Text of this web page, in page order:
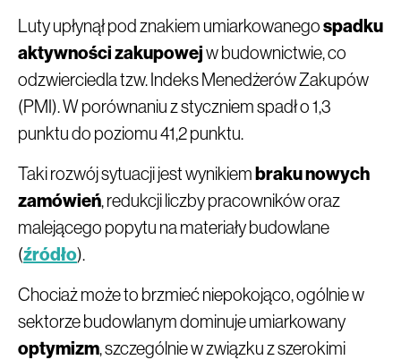
Luty upłynął pod znakiem umiarkowanegospadku
aktywności zakupowejw budownictwie, co
odzwierciedla tzw. Indeks Menedżerów Zakupów
(PMI). W porównaniu z styczniem spadł o 1,3
punktu do poziomu 41,2 punktu.
Taki rozwój sytuacji jest wynikiembraku nowych
zamówień, redukcji liczby pracowników oraz
malejącego popytu na materiały budowlane
(źródło).
Chociaż może to brzmieć niepokojąco, ogólnie w
sektorze budowlanym dominuje umiarkowany
optymizm, szczególnie w związku z szerokimi